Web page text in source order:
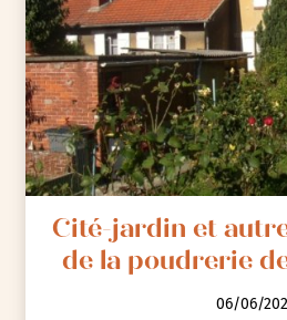
Cité-jardin et
de la poudrerie
06/06/